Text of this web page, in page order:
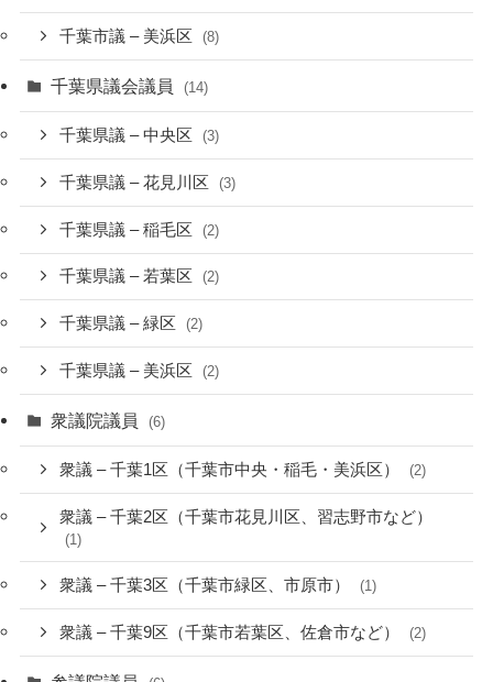
千葉市議 – 美浜区 (8)
千葉県議会議員 (14)
千葉県議 – 中央区 (3)
千葉県議 – 花見川区 (3)
千葉県議 – 稲毛区 (2)
千葉県議 – 若葉区 (2)
千葉県議 – 緑区 (2)
千葉県議 – 美浜区 (2)
衆議院議員 (6)
衆議 – 千葉1区（千葉市中央・稲毛・美浜区） (2)
衆議 – 千葉2区（千葉市花見川区、習志野市など）
(1)
衆議 – 千葉3区（千葉市緑区、市原市） (1)
衆議 – 千葉9区（千葉市若葉区、佐倉市など） (2)